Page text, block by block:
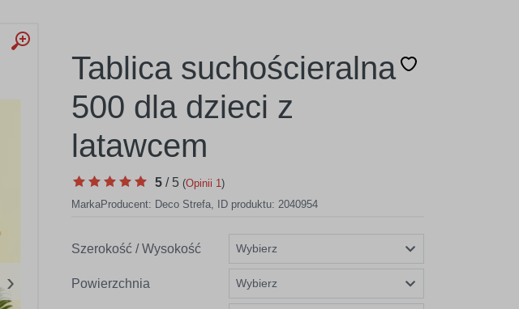
›
Tablica suchościeralna
500 dla dzieci z
latawcem
5/ 5 (Opinii 1)
MarkaProducent: Deco Strefa, ID produktu: 2040954
Szerokość / Wysokość
Powierzchnia